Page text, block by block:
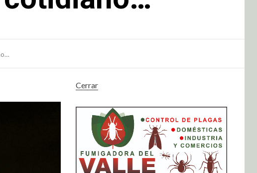
Cerrar